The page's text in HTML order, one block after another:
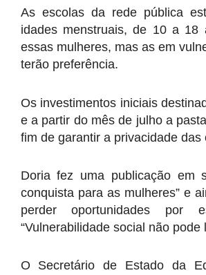
As escolas da rede pública
idades menstruais, de 10 a
essas mulheres, mas as em
terão preferência.
Os investimentos iniciais
e a partir do mês de julho a
fim de garantir a privacidade das
Doria fez uma publicação em
conquista para as mulheres” e
perder oportunidades por
“Vulnerabilidade social não pode
O Secretário de Estado da